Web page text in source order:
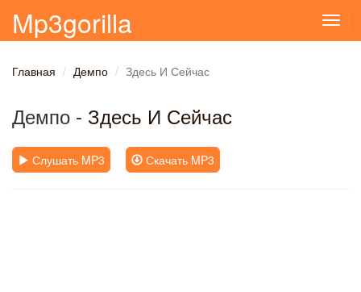
Mp3gorilla
Главная Демпо Здесь И Сейчас
Демпо - Здесь И Сейчас
Слушать MP3 Скачать MP3